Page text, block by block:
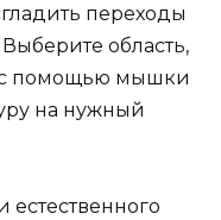
переходы
область,
с помощью мышки
на нужный